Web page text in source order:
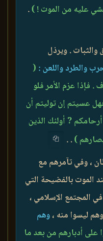
عليه من الموت ! ).
. ويرذل
والطرد واللعن : (
فإذا عزم الأمر فلو
عسيتم إن توليتم أن
? أولئك الذين
)
. .
، وفي تآمرهم مع
الموت بالفضيحة التي
المجتمع الإسلامي ،
ليسوا منه ،وهم
على أدبارهم من بعد ما